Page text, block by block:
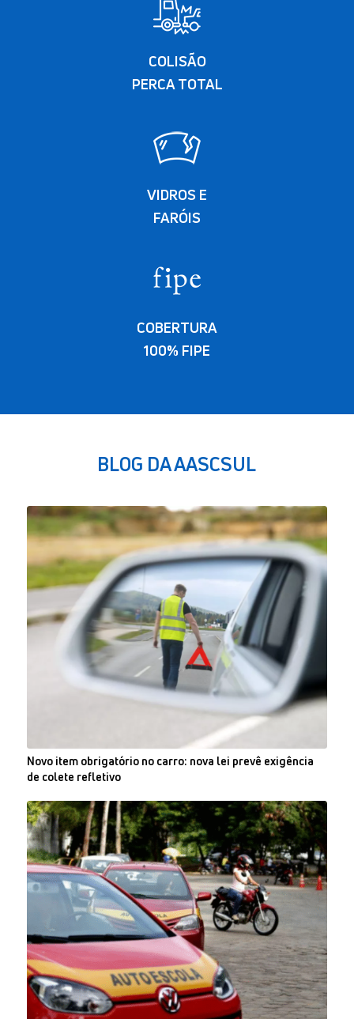
COLISÃO
PERCA TOTAL
VIDROS E
FARÓIS
COBERTURA
100% FIPE
BLOG DA AASCSUL
Novo item obrigatório no carro: nova lei prevê exigência
de colete refletivo